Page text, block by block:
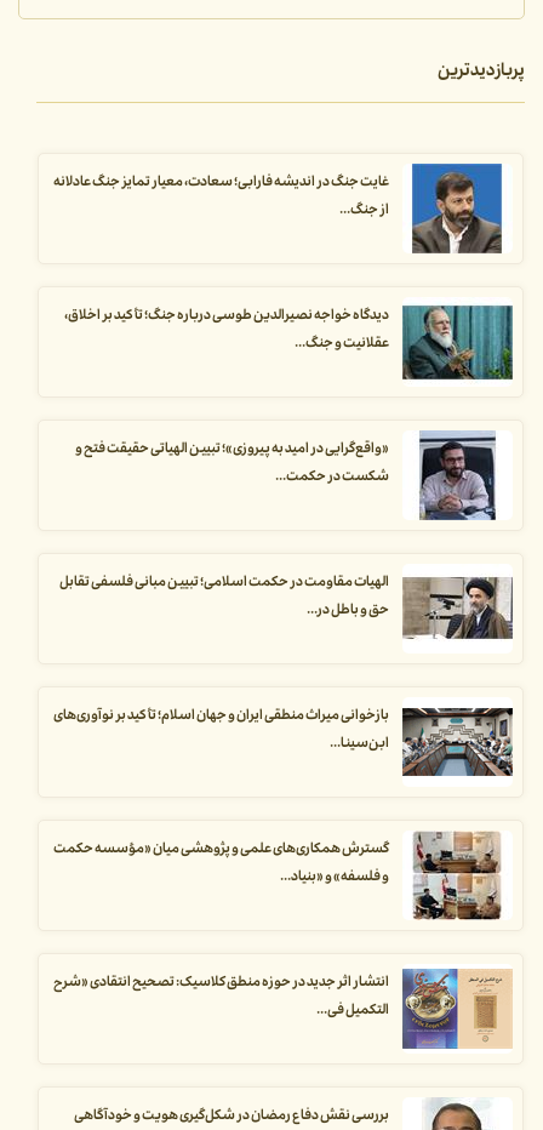
پربازدیدترین
غایت جنگ در اندیشه فارابی؛ سعادت، معیار تمایز جنگ عادلانه
از جنگ...
دیدگاه خواجه نصیرالدین طوسی درباره جنگ؛ تأکید بر اخلاق،
عقلانیت و جنگ...
«واقع‌گرایی در امید به پیروزی»؛ تبیین الهیاتی حقیقت فتح و
شکست در حکمت...
الهیات مقاومت در حکمت اسلامی؛ تبیین مبانی فلسفی تقابل
حق و باطل در...
بازخوانی میراث منطقی ایران و جهان اسلام؛ تأکید بر نوآوری‌های
ابن‌سینا...
گسترش همکاری‌های علمی و پژوهشی میان «مؤسسه حکمت
و فلسفه» و «بنیاد...
انتشار اثر جدید در حوزه منطق کلاسیک: تصحیح انتقادی «شرح
التکمیل فی...
بررسی نقش دفاع رمضان در شکل‌گیری هویت و خودآگاهی